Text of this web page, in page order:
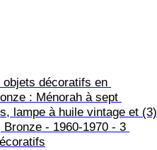
objets décoratifs en
: Ménorah à sept
lampe à huile vintage et (3)
Bronze - 1960-1970 - 3